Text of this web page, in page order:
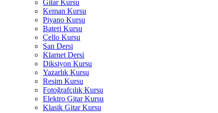
Gitar Kursu
Keman Kursu
Piyano Kursu
Bateri Kursu
Çello Kursu
Şan Dersi
Klarnet Dersi
Diksiyon Kursu
Yazarlık Kursu
Resim Kursu
Fotoğrafçılık Kursu
Elektro Gitar Kursu
Klasik Gitar Kursu